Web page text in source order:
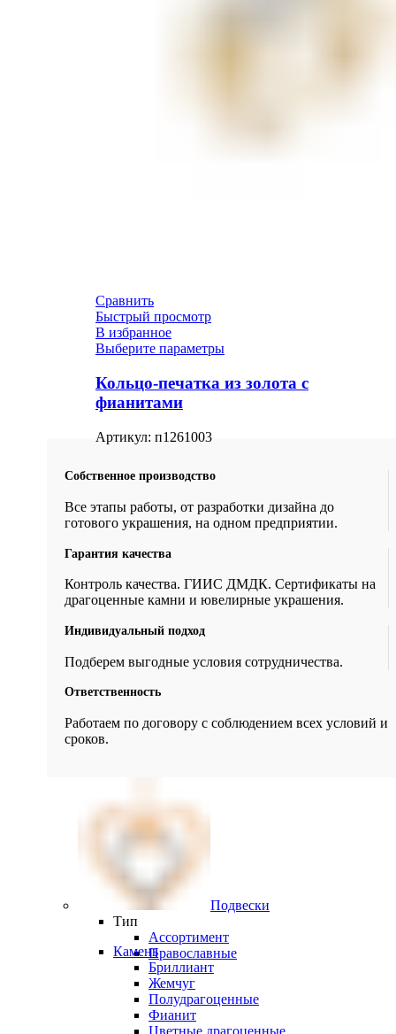
Сравнить
Быстрый просмотр
В избранное
Выберите параметры
Кольцо-печатка из золота с
фианитами
Артикул: п1261003
Собственное производство
Все этапы работы, от разработки дизайна до
готового украшения, на одном предприятии.
Гарантия качества
Контроль качества. ГИИС ДМДК. Сертификаты на
драгоценные камни и ювелирные украшения.
Индивидуальный подход
Подберем выгодные условия сотрудничества.
Ответственность
Работаем по договору с соблюдением всех условий и
сроков.
Подвески
Тип
Ассортимент
Православные
Камень
Бриллиант
Жемчуг
Полудрагоценные
Фианит
Цветные драгоценные